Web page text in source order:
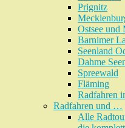
Prignitz
Ostsee und
Barnimer
Seenland
Dahme
Spreewald
Fläming
Radfahren
Radfahren und …
Alle